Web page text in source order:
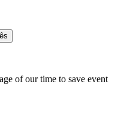
of our time to save event